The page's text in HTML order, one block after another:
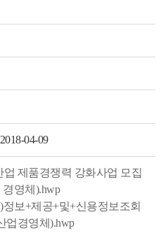
04-09
업 제품경쟁력 강화사업 모집
영체).hwp
정보+제공+및+신용정보조회
업경영체).hwp